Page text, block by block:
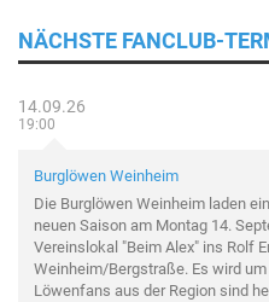
NÄCHSTE FANCLUB-
14.09.26
19:00
Burglöwen Weinheim
Die Burglöwen Weinheim laden
neuen Saison am Montag 14.
Vereinslokal "Beim Alex" ins Rolf
Weinheim/Bergstraße. Es wird
Löwenfans aus der Region sind